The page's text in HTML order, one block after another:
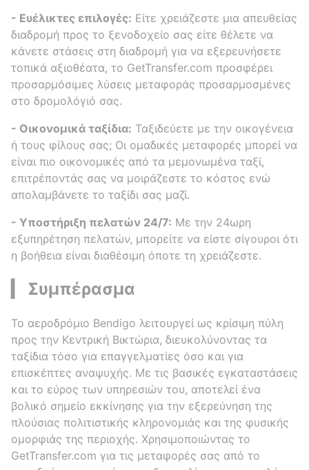
- Ευέλικτες επιλογές: Είτε χρειάζεστε μια απευθείας
διαδρομή προς το ξενοδοχείο σας είτε θέλετε να
κάνετε στάσεις στη διαδρομή για να εξερευνήσετε
τοπικά αξιοθέατα, το GetTransfer.com προσφέρει
προσαρμόσιμες λύσεις μεταφοράς προσαρμοσμένες
στο δρομολόγιό σας.
- Οικονομικά ταξίδια: Ταξιδεύετε με την οικογένεια
ή τους φίλους σας; Οι ομαδικές μεταφορές μπορεί να
είναι πιο οικονομικές από τα μεμονωμένα ταξί,
επιτρέποντάς σας να μοιράζεστε το κόστος ενώ
απολαμβάνετε το ταξίδι σας μαζί.
- Υποστήριξη πελατών 24/7: Με την 24ωρη
εξυπηρέτηση πελατών, μπορείτε να είστε σίγουροι ότι
η βοήθεια είναι διαθέσιμη όποτε τη χρειάζεστε.
▎ Συμπέρασμα
Το αεροδρόμιο Bendigo λειτουργεί ως κρίσιμη πύλη
προς την Κεντρική Βικτώρια, διευκολύνοντας τα
ταξίδια τόσο για επαγγελματίες όσο και για
επισκέπτες αναψυχής. Με τις βασικές εγκαταστάσεις
και το εύρος των υπηρεσιών του, αποτελεί ένα
βολικό σημείο εκκίνησης για την εξερεύνηση της
πλούσιας πολιτιστικής κληρονομιάς και της φυσικής
ομορφιάς της περιοχής. Χρησιμοποιώντας το
GetTransfer.com για τις μεταφορές σας από το